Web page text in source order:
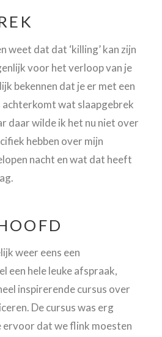
weet dat dat ‘killing’ kan zijn
voor het verloop van je
bekennen dat je er met een
achterkomt wat slaapgebrek
daar wilde ik het nu niet over
hebben over mijn
nacht en wat dat heeft
weer eens een
een hele leuke afspraak,
inspirerende cursus over
De cursus was erg
dat we flink moesten